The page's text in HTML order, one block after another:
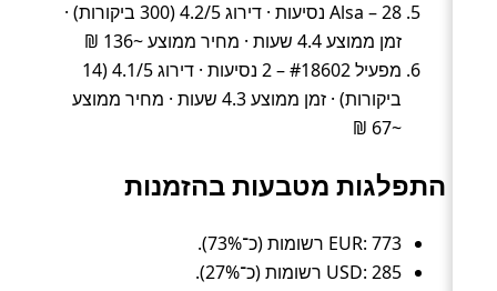
Alsa – 28 נסיעות · דירוג 4.2/5 (300 ביקורות) ·
זמן ממוצע 4.4 שעות · מחיר ממוצע ~136 ₪
מפעיל #18602 – 2 נסיעות · דירוג 4.1/5 (14
ביקורות) · זמן ממוצע 4.3 שעות · מחיר ממוצע
~67 ₪
התפלגות מטבעות בהזמנות
EUR: 773 רשומות (כ־73%).
USD: 285 רשומות (כ־27%).